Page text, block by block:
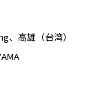
、高雄（台湾）